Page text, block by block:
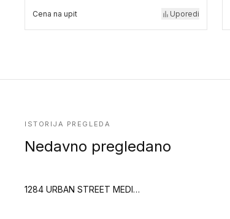
Cena na upit Uporedi
ISTORIJA PREGLEDA
Nedavno pregledano
1284 URBAN STREET MEDIUM (Creation 55 Looselay Acoustic)